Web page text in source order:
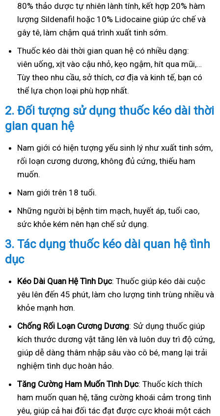
80% thảo dược tự nhiên lành tính, kết hợp 20% hàm
lượng Sildenafil hoặc 10% Lidocaine giúp ức chế và
gây tê, làm chậm quá trình xuất tinh sớm.
Thuốc kéo dài thời gian quan hệ có nhiều dạng:
viên uống, xịt vào cậu nhỏ, kẹo ngậm, hít qua mũi,…
Tùy theo nhu cầu, sở thích, cơ địa và kinh tế, bạn có
thể lựa chọn loại phù hợp nhất.
2. Đối tượng sử dụng thuốc kéo dài thời
gian quan hệ
Nam giới có hiện tượng yếu sinh lý như xuất tinh sớm,
rối loạn cương dương, không đủ cứng, thiếu ham
muốn.
Nam giới trên 18 tuổi.
Những người bị bệnh tim mạch, huyết áp, tuổi cao,
sức khỏe kém nên hạn chế sử dụng.
3. Tác dụng thuốc kéo dài quan hệ tình
dục
Kéo Dài Quan Hệ Tình Dục: Thuốc giúp kéo dài cuộc
yêu lên đến 45 phút, làm cho lượng tinh trùng nhiều và
khỏe mạnh hơn.
Chống Rối Loạn Cương Dương: Sử dụng thuốc giúp
kích thước dương vật tăng lên và luôn duy trì độ cứng,
giúp dễ dàng thâm nhập sâu vào cô bé, mang lại trải
nghiệm tình dục hoàn hảo.
Tăng Cường Ham Muốn Tình Dục: Thuốc kích thích
ham muốn quan hệ, tăng cường khoái cảm trong tình
yêu, giúp cả hai đối tác đạt được cực khoái một cách